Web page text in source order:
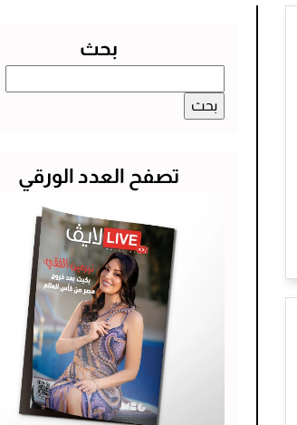
بحث
عن:
تصفح العدد الورقي